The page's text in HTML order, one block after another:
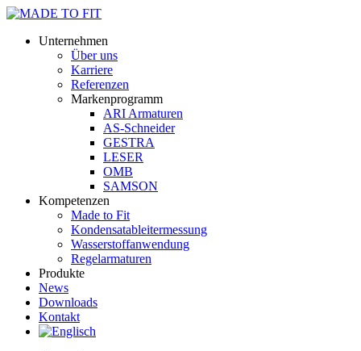
Unternehmen
Über uns
Karriere
Referenzen
Markenprogramm
ARI Armaturen
AS-Schneider
GESTRA
LESER
OMB
SAMSON
Kompetenzen
Made to Fit
Kondensat­ableiter­messung
Wasserstoff­anwendung
Regel­arma­turen
Produkte
News
Downloads
Kontakt